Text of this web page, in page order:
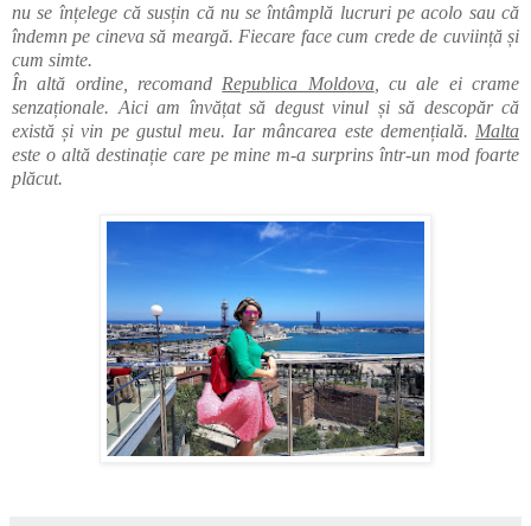
nu se înțelege că susțin că nu se întâmplă lucruri pe acolo sau că
îndemn pe cineva să meargă. Fiecare face cum crede de cuviință și
cum simte.
În altă ordine, recomand Republica Moldova, cu ale ei crame
senzaționale. Aici am învățat să degust vinul și să descopăr că
există și vin pe gustul meu. Iar mâncarea este demențială. Malta
este o altă destinație care pe mine m-a surprins într-un mod foarte
plăcut.